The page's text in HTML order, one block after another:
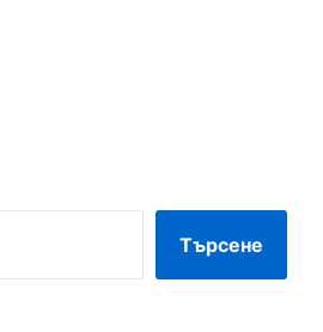
Търсене